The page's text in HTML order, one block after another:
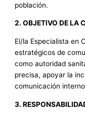
población.
2. OBJETIVO DE LA
El/la Especialista en
estratégicos de
como autoridad
precisa, apoyar la
comunicación
3.